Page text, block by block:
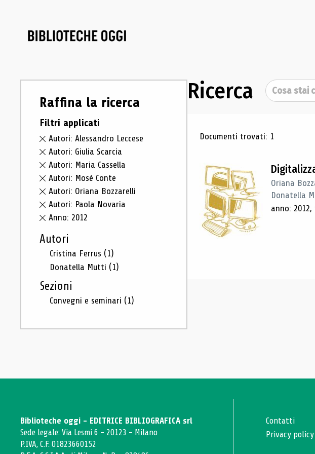
Raffina la ricerca
Filtri applicati
Autori: Alessandro Leccese
Autori: Giulia Scarcia
Autori: Maria Cassella
Autori: Mosé Conte
Autori: Oriana Bozzarelli
Autori: Paola Novaria
Anno: 2012
Autori
Cristina Ferrus (1)
Donatella Mutti (1)
Sezioni
Convegni e seminari (1)
Ricerca Cerca
Risultati di
Documenti trovati: 1
Oriana
Donatella
anno:
Biblioteche oggi - EDITRICE BIBLIOGRAFICA srl
Sede legale: Via Lesmi 6 - 20123 - Milano
P.IVA, C.F. 01823660152
Contatti
Privacy policy